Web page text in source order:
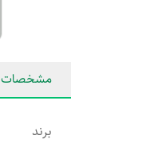
مشخصات
برند